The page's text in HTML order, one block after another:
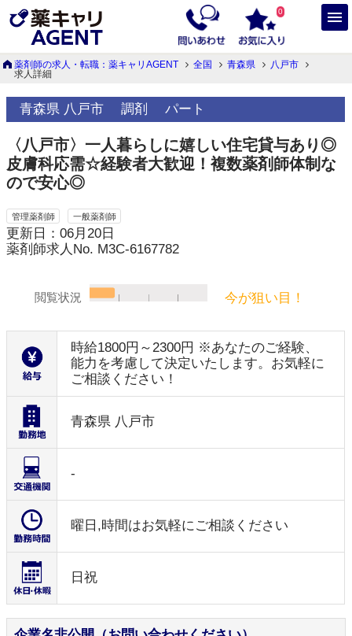
0
薬剤師の求人・転職：薬キャリAGENT 全国 青森県
八戸市
求人詳細
青森県 八戸市 調剤 パート
〈八戸市〉一人暮らしに嬉しい住宅貸与あり◎
皮膚科応需☆経験者大歓迎！複数薬剤師体制な
ので安心◎
管理薬剤師 一般薬剤師
更新日：06月20日
薬剤師求人No. M3C-6167782
閲覧状況 今が狙い目！
時給1800円～2300円 ※あなたのご経験、
能力を考慮して決定いたします。お気軽に
ご相談ください！
青森県 八戸市
-
曜日,時間はお気軽にご相談ください
日祝